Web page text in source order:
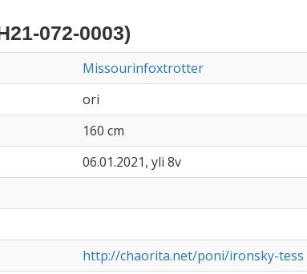
072-0003)
Missourinfoxtrotter
ori
160 cm
06.01.2021, yli 8v
http://chaorita.net/poni/ironsky-tess